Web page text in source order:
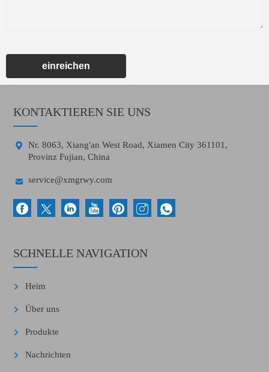
einreichen
KONTAKTIEREN SIE UNS

Nr. 8063, Xiang'an West Road, Xiamen City 361101,
Provinz Fujian, China
 service@xmgrwy.com
SCHNELLE NAVIGATION
Heim
Über uns
Produkte
Nachrichten